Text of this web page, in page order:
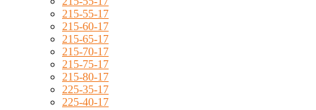
215-55-17
215-60-17
215-65-17
215-70-17
215-75-17
215-80-17
225-35-17
225-40-17